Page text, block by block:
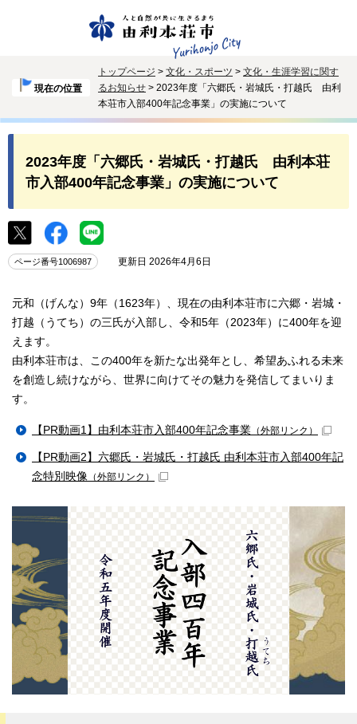
現在の位置
トップページ > 文化・スポーツ > 文化・生涯学習に関す
るお知らせ > 2023年度「六郷氏・岩城氏・打越氏 由利
本荘市入部400年記念事業」の実施について
2023年度「六郷氏・岩城氏・打越氏 由利本荘
市入部400年記念事業」の実施について
ページ番号1006987 更新日 2026年4月6日
元和（げんな）9年（1623年）、現在の由利本荘市に六郷・岩城・
打越（うてち）の三氏が入部し、令和5年（2023年）に400年を迎
えます。
由利本荘市は、この400年を新たな出発年とし、希望あふれる未来
を創造し続けながら、世界に向けてその魅力を発信してまいりま
す。
【PR動画1】由利本荘市入部400年記念事業 （外部リンク）
【PR動画2】六郷氏・岩城氏・打越氏 由利本荘市入部400年記
念特別映像 （外部リンク）